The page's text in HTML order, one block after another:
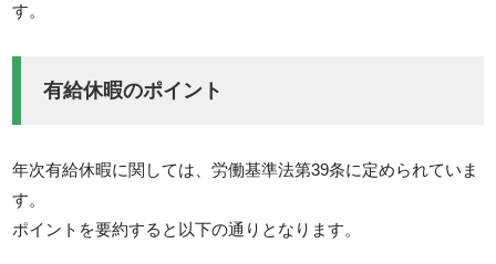
す。
有給休暇のポイント
年次有給休暇に関しては、労働基準法第39条に定められていま
す。
ポイントを要約すると以下の通りとなります。